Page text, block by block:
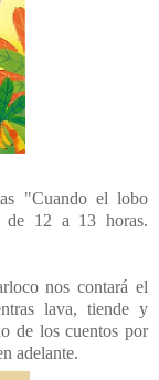
"Cuando el lobo
de 12 a 13 horas.
nos contará el
lava, tiende y
de los cuentos por
adelante.